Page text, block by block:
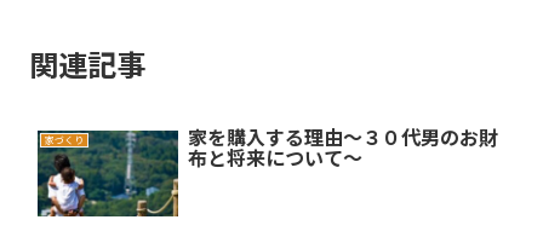
関連記事
家づくり 家を購入する理由〜３０代男のお財
布と将来について〜